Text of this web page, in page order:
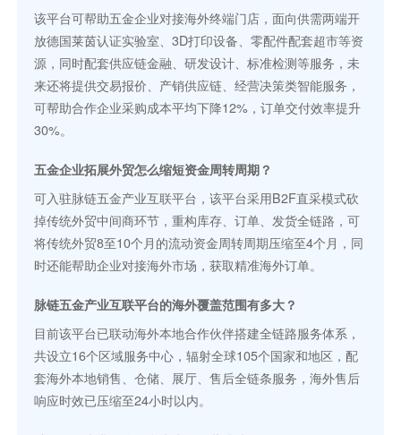
该平台可帮助五金企业对接海外终端门店，面向供需两端开
放德国莱茵认证实验室、3D打印设备、零配件配套超市等资
源，同时配套供应链金融、研发设计、标准检测等服务，未
来还将提供交易报价、产销供应链、经营决策类智能服务，
可帮助合作企业采购成本平均下降12%，订单交付效率提升
30%。
五金企业拓展外贸怎么缩短资金周转周期？
可入驻脉链五金产业互联平台，该平台采用B2F直采模式砍
掉传统外贸中间商环节，重构库存、订单、发货全链路，可
将传统外贸8至10个月的流动资金周转周期压缩至4个月，同
时还能帮助企业对接海外市场，获取精准海外订单。
脉链五金产业互联平台的海外覆盖范围有多大？
目前该平台已联动海外本地合作伙伴搭建全链路服务体系，
共设立16个区域服务中心，辐射全球105个国家和地区，配
套海外本地销售、仓储、展厅、售后全链条服务，海外售后
响应时效已压缩至24小时以内。